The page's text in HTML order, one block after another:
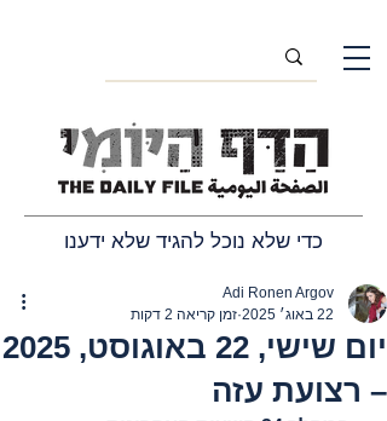
כדי שלא נוכל להגיד שלא ידענו
יום שישי, 22 באוגוסט, 2025
– רצועת עזה
Adi Ronen Argov
22 באוג׳ 2025
זמן קריאה 2 דקות